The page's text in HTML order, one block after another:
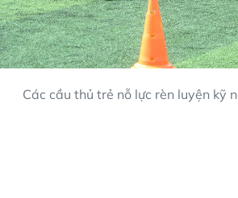
Các cầu thủ trẻ nỗ lực rèn luyện kỹ